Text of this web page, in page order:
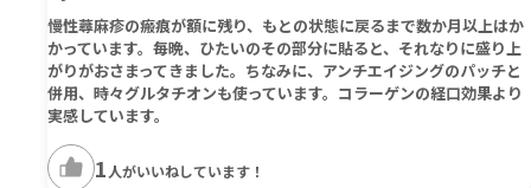
慢性蕁麻疹の瘢痕が額に残り、もとの状態に戻るまで数か月以上はか
かっています。毎晩、ひたいのその部分に貼ると、それなりに盛り上
がりがおさまってきました。ちなみに、アンチエイジングのパッチと
併用、時々グルタチオンも使っています。コラーゲンの経口効果より
実感しています。
1 人がいいねしています！